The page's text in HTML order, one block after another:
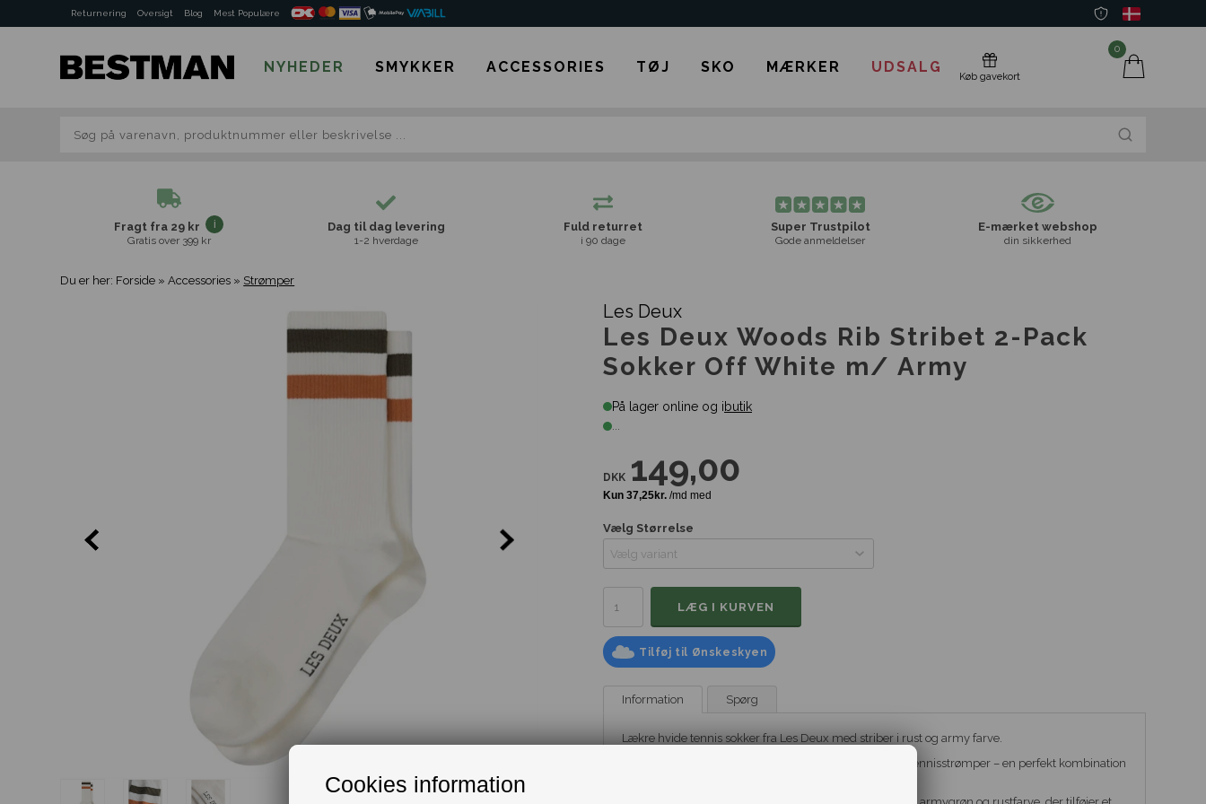
Cookies information
Returnering Oversigt Blog Mest Populære
NYHEDER SMYKKER ACCESSORIES TØJ SKO MÆRKER UDSALG
0
Køb gavekort
Fragt fra 29 kr
Gratis over 399 kr
Dag til dag levering
1-2 hverdage
Fuld returret
i 90 dage
Super Trustpilot
Gode anmeldelser
E-mærket webshop
din sikkerhed
Du er her: Forside »Accessories » Strømper
Les Deux
Les Deux Woods Rib Stribet 2-Pack
Sokker Off White m/ Army
På lager online og ibutik
...
DKK 149,00
Vælg Størrelse
Tilføj til Ønskeskyen
Information Spørg
Lækre hvide tennis sokker fra Les Deux med striber i rust og army farve.
2-pak hvide tennisstrømper – en perfekt kombination